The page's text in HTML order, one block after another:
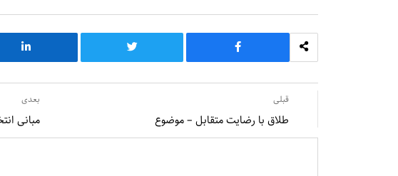
قبلی
طلاق با رضایت متقابل – موضوع
بعدی
مبانی